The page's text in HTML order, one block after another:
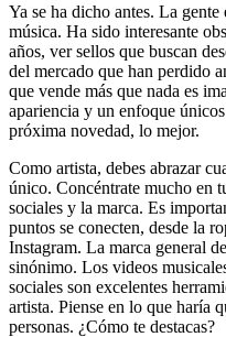
Ya se ha dicho antes. La
música. Ha sido interesante
años, ver sellos que buscan
del mercado que han perdido
que vende más que nada es
apariencia y un enfoque
próxima novedad, lo mejor.
Como artista, debes abrazar
único. Concéntrate mucho en
sociales y la marca. Es
puntos se conecten, desde la
Instagram. La marca general
sinónimo. Los videos
sociales son excelentes
artista. Piense en lo que haría
personas. ¿Cómo te destacas?